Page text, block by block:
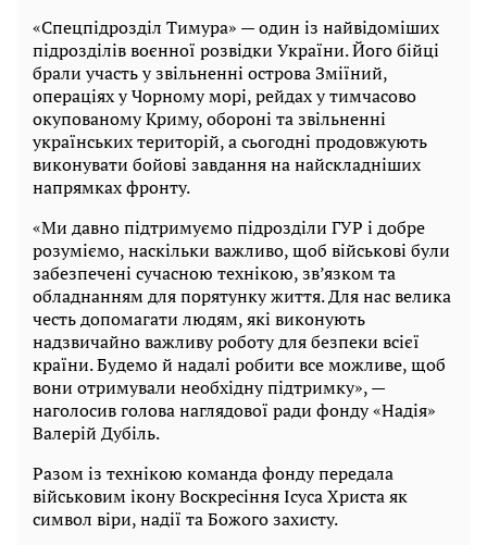
«Спецпідрозділ Тимура» — один із найвідоміших
підрозділів воєнної розвідки України. Його бійці
брали участь у звільненні острова Зміїний,
операціях у Чорному морі, рейдах у тимчасово
окупованому Криму, обороні та звільненні
українських територій, а сьогодні продовжують
виконувати бойові завдання на найскладніших
напрямках фронту.
«Ми давно підтримуємо підрозділи ГУР і добре
розуміємо, наскільки важливо, щоб військові були
забезпечені сучасною технікою, зв’язком та
обладнанням для порятунку життя. Для нас велика
честь допомагати людям, які виконують
надзвичайно важливу роботу для безпеки всієї
країни. Будемо й надалі робити все можливе, щоб
вони отримували необхідну підтримку», —
наголосив голова наглядової ради фонду «Надія»
Валерій Дубіль.
Разом із технікою команда фонду передала
військовим ікону Воскресіння Ісуса Христа як
символ віри, надії та Божого захисту.